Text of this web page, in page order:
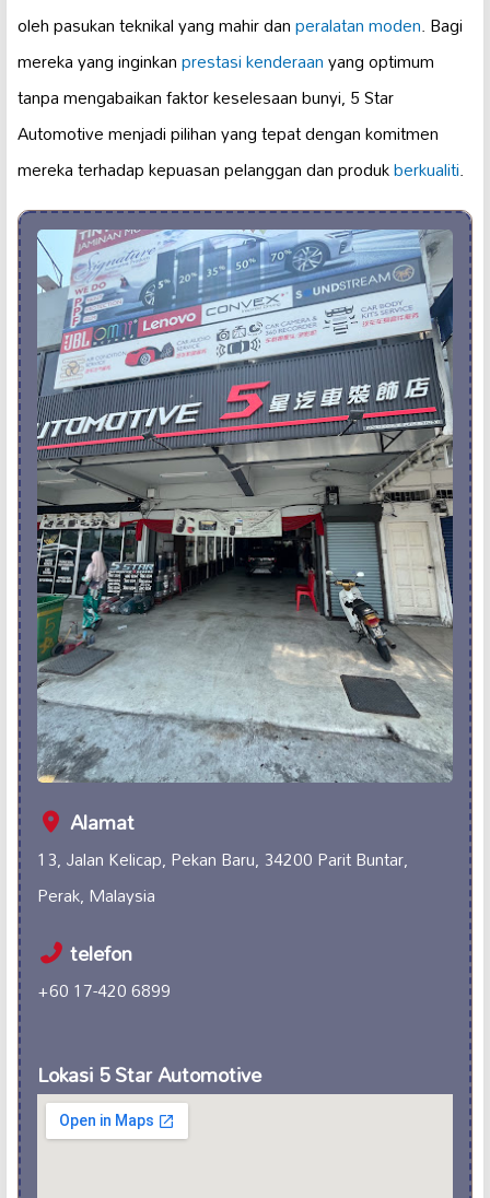
oleh pasukan teknikal yang mahir danperalatan moden. Bagi
mereka yang inginkanprestasi kenderaanyang optimum
tanpa mengabaikan faktor keselesaan bunyi, 5 Star
Automotive menjadi pilihan yang tepat dengan komitmen
mereka terhadap kepuasan pelanggan dan produkberkualiti.
Alamat
13, Jalan Kelicap, Pekan Baru, 34200 Parit Buntar,
Perak, Malaysia
telefon
+60 17-420 6899
Lokasi 5 Star Automotive